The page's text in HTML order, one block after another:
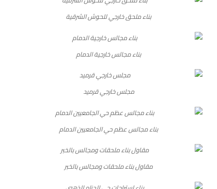
بناء ملحق خارجي للحوش الشرقية
بناء مجالس خارجية الدمام
مجلس خارجي قرميد
بناء مجالس عظم حي الجامعيين الدمام
مقاول بناء ملحقات ومجالس بالخبر